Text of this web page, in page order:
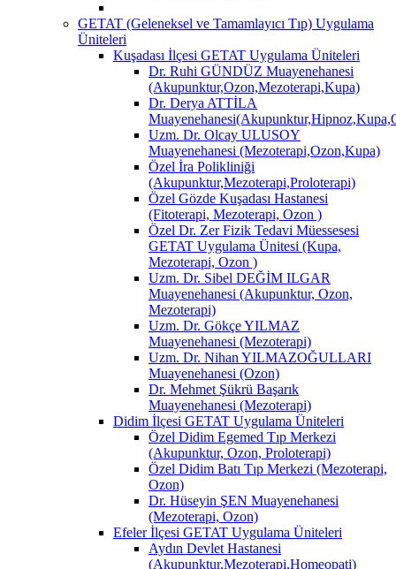
GETAT (Geleneksel ve Tamamlayıcı Tıp) Uygulama
Üniteleri
Kuşadası İlçesi GETAT Uygulama Üniteleri
Dr. Ruhi GÜNDÜZ Muayenehanesi
(Akupunktur,Ozon,Mezoterapi,Kupa)
Dr. Derya ATTİLA
Uzm. Dr. Olcay ULUSOY
Muayenehanesi (Mezoterapi,Ozon,Kupa)
Özel İra Polikliniği
(Akupunktur,Mezoterapi,Proloterapi)
Özel Gözde Kuşadası Hastanesi
(Fitoterapi, Mezoterapi, Ozon )
Özel Dr. Zer Fizik Tedavi Müessesesi
GETAT Uygulama Ünitesi (Kupa,
Mezoterapi, Ozon )
Uzm. Dr. Sibel DEĞİM ILGAR
Muayenehanesi (Akupunktur, Ozon,
Mezoterapi)
Uzm. Dr. Gökçe YILMAZ
Muayenehanesi (Mezoterapi)
Uzm. Dr. Nihan YILMAZOĞULLARI
Muayenehanesi (Ozon)
Dr. Mehmet Şükrü Başarık
Muayenehanesi (Mezoterapi)
Didim İlçesi GETAT Uygulama Üniteleri
Özel Didim Egemed Tıp Merkezi
(Akupunktur, Ozon, Proloterapi)
Özel Didim Batı Tıp Merkezi (Mezoterapi,
Ozon)
Dr. Hüseyin ŞEN Muayenehanesi
(Mezoterapi, Ozon)
Efeler İlçesi GETAT Uygulama Üniteleri
Aydın Devlet Hastanesi
(Akupunktur,Mezoterapi,Homeopati)